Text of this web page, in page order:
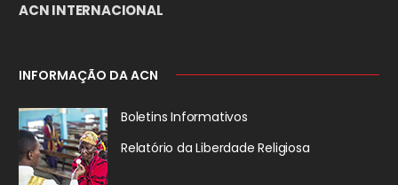
ACN INTERNACIONAL
INFORMAÇÃO DA ACN
Boletins Informativos
Relatório da Liberdade Religiosa